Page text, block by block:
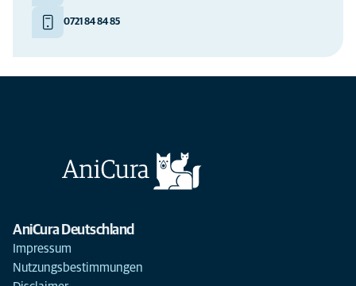
0721 84 84 85
AniCura Deutschland
Impressum
Nutzungsbestimmungen